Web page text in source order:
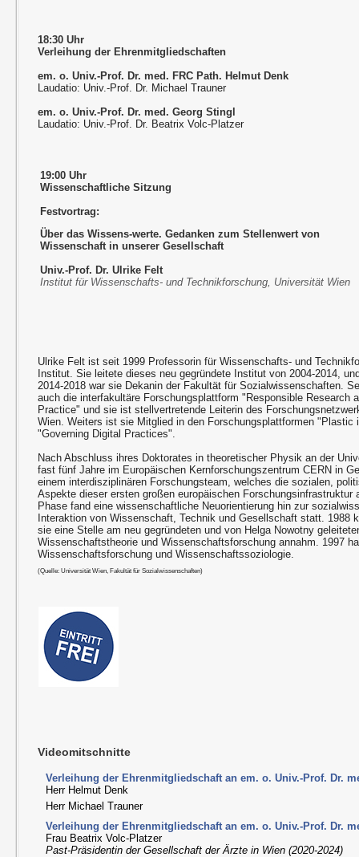
18:30 Uhr
Verleihung der Ehrenmitgliedschaften
em. o. Univ.-Prof. Dr. med. FRC Path. Helmut Denk
Laudatio: Univ.-Prof. Dr. Michael Trauner
em. o. Univ.-Prof. Dr. med. Georg Stingl
Laudatio: Univ.-Prof. Dr. Beatrix Volc-Platzer
19:00 Uhr
Wissenschaftliche Sitzung
Festvortrag:
Über das Wissens-werte. Gedanken zum Stellenwert von
Wissenschaft in unserer Gesellschaft
Univ.-Prof. Dr. Ulrike Felt
Institut für Wissenschafts- und Technikforschung, Universität Wien
Ulrike Felt ist seit 1999 Professorin für Wissenschafts- und
Institut. Sie leitete dieses neu gegründete Institut von 2004-2014,
2014-2018 war sie Dekanin der Fakultät für Sozialwissenschaften.
auch die interfakultäre Forschungsplattform "Responsible Research
Practice" und sie ist stellvertretende Leiterin des
Wien. Weiters ist sie Mitglied in den Forschungsplattformen "Plastic
"Governing Digital Practices".
Nach Abschluss ihres Doktorates in theoretischer Physik an der
fast fünf Jahre im Europäischen Kernforschungszentrum CERN in
einem interdisziplinären Forschungsteam, welches die sozialen,
Aspekte dieser ersten großen europäischen Forschungsinfrastruktur
Phase fand eine wissenschaftliche Neuorientierung hin zur
Interaktion von Wissenschaft, Technik und Gesellschaft statt. 1988
sie eine Stelle am neu gegründeten und von Helga Nowotny
Wissenschaftstheorie und Wissenschaftsforschung annahm. 1997
Wissenschaftsforschung und Wissenschaftssoziologie.
(Quelle: Universität Wien, Fakultät für Sozialwissenschaften)
Videomitschnitte
Verleihung der Ehrenmitgliedschaft an em. o. Univ.-Prof. Dr.
Herr Helmut Denk
Herr Michael Trauner
Verleihung der Ehrenmitgliedschaft an em. o. Univ.-Prof. Dr.
Frau Beatrix Volc-Platzer
Past-Präsidentin der Gesellschaft der Ärzte in Wien (2020-2024)